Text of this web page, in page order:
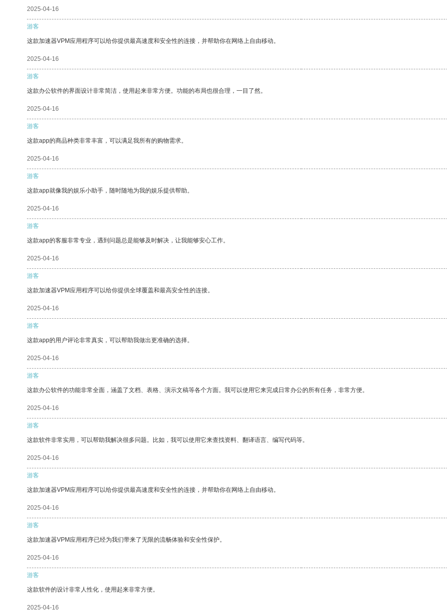
2025-04-16
游客
这款加速器VPM应用程序可以给你提供最高速度和安全性的连接，并帮助你在网络上自由移动。
2025-04-16
游客
这款办公软件的界面设计非常简洁，使用起来非常方便。功能的布局也很合理，一目了然。
2025-04-16
游客
这款app的商品种类非常丰富，可以满足我所有的购物需求。
2025-04-16
游客
这款app就像我的娱乐小助手，随时随地为我的娱乐提供帮助。
2025-04-16
游客
这款app的客服非常专业，遇到问题总是能够及时解决，让我能够安心工作。
2025-04-16
游客
这款加速器VPM应用程序可以给你提供全球覆盖和最高安全性的连接。
2025-04-16
游客
这款app的用户评论非常真实，可以帮助我做出更准确的选择。
2025-04-16
游客
这款办公软件的功能非常全面，涵盖了文档、表格、演示文稿等各个方面。我可以使用它来完成日常办公的所有任务，非常方便。
2025-04-16
游客
这款软件非常实用，可以帮助我解决很多问题。比如，我可以使用它来查找资料、翻译语言、编写代码等。
2025-04-16
游客
这款加速器VPM应用程序可以给你提供最高速度和安全性的连接，并帮助你在网络上自由移动。
2025-04-16
游客
这款加速器VPM应用程序已经为我们带来了无限的流畅体验和安全性保护。
2025-04-16
游客
这款软件的设计非常人性化，使用起来非常方便。
2025-04-16